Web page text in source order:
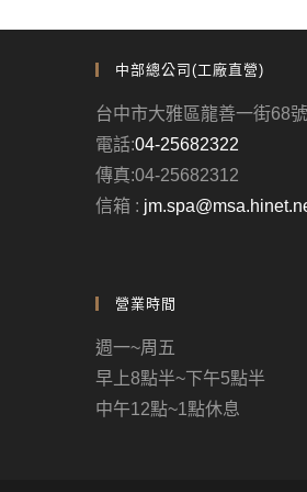
中部總公司(工廠直營)
台中市大雅區龍善一街68號
電話:04-25682322
傳真:04-25682312
信箱 :
營業時間
週一~周五
早上8點半~下午5點半
中午12點~1點休息